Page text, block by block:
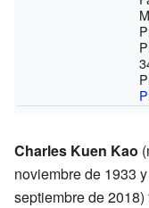
Charles Kuen Kao
noviembre de 1933
septiembre de 2018)